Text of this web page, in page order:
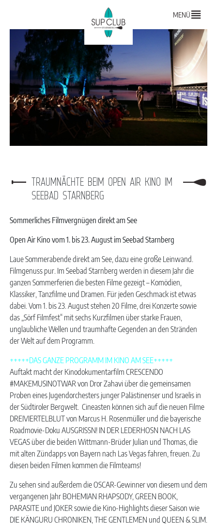
MENÜ
TRAUMNÄCHTE BEIM OPEN AIR KINO IM
SEEBAD STARNBERG
Sommerliches Filmvergnügen direkt am See
Open Air Kino vom 1. bis 23. August im Seebad Starnberg
Laue Sommerabende direkt am See, dazu eine große Leinwand.
Filmgenuss pur. Im Seebad Starnberg werden in diesem Jahr die
ganzen Sommerferien die besten Filme gezeigt – Komödien,
Klassiker, Tanzfilme und Dramen. Für jeden Geschmack ist etwas
dabei. Vom 1. bis 23. August stehen 20 Filme, drei Konzerte sowie
das „Sörf Filmfest“ mit sechs Kurzfilmen über starke Frauen,
unglaubliche Wellen und traumhafte Gegenden an den Stränden
der Welt auf dem Programm.
+++++DAS GANZE PROGRAMM IM KINO AM SEE+++++
Auftakt macht der Kinodokumentarfilm CRESCENDO
#MAKEMUSINOTWAR von Dror Zahavi über die gemeinsamen
Proben eines Jugendorchesters junger Palästinenser und Israelis in
der Südtiroler Bergwelt. Cineasten können sich auf die neuen Filme
DREIVIERTELBLUT von Marcus H. Rosenmüller und die bayerische
Roadmovie-Doku AUSGRISSN! IN DER LEDERHOSN NACH LAS
VEGAS über die beiden Wittmann-Brüder Julian und Thomas, die
mit alten Zündapps von Bayern nach Las Vegas fahren, freuen. Zu
diesen beiden Filmen kommen die Filmteams!
Zu sehen sind außerdem die OSCAR-Gewinner von diesem und dem
vergangenen Jahr BOHEMIAN RHAPSODY, GREEN BOOK,
PARASITE und JOKER sowie die Kino-Highlights dieser Saison wie
DIE KÄNGURU CHRONIKEN, THE GENTLEMEN und QUEEN & SLIM.